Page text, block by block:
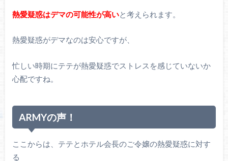
熱愛疑惑はデマの可能性が高いと考えられます。
熱愛疑惑がデマなのは安心ですが、
忙しい時期にテテが熱愛疑惑でストレスを感じていないか
心配ですね。
ARMYの声！
ここからは、テテとホテル会長のご令嬢の熱愛疑惑に対す
る